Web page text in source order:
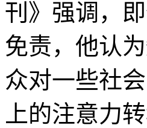
刊》强调，
免责，他认
众对一些社
上的注意力